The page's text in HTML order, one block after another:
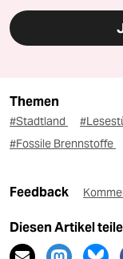
Themen
#Stadtland
#Fossile Brennstoffe
Feedback
Diesen Artikel